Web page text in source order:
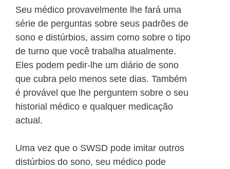
Seu médico provavelmente lhe fará uma
série de perguntas sobre seus padrões de
sono e distúrbios, assim como sobre o tipo
de turno que você trabalha atualmente.
Eles podem pedir-lhe um diário de sono
que cubra pelo menos sete dias. Também
é provável que lhe perguntem sobre o seu
historial médico e qualquer medicação
actual.
Uma vez que o SWSD pode imitar outros
distúrbios do sono, seu médico pode